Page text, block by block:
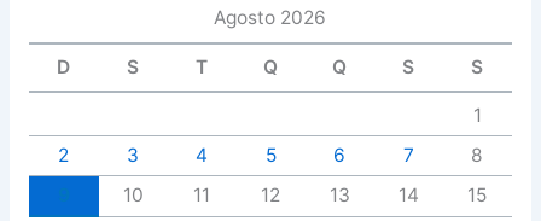
Agosto 2026
D S T Q Q S S
1
2
3 4 5 6 7
8
10 11 12 13 14
15